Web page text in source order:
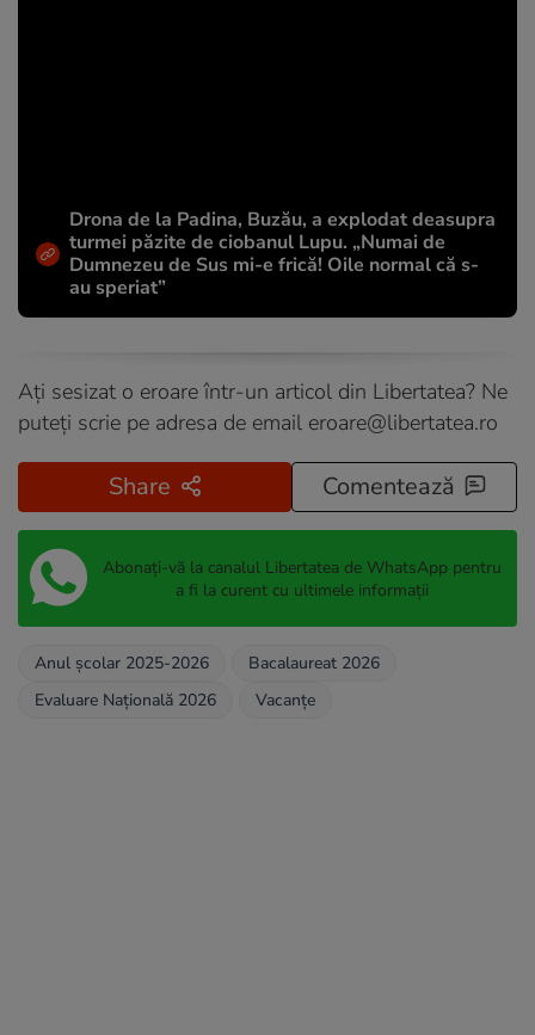
Drona de la Padina, Buzău, a explodat deasupra
turmei păzite de ciobanul Lupu. „Numai de
Dumnezeu de Sus mi-e frică! Oile normal că s-
au speriat”
Ați sesizat o eroare într-un articol din Libertatea? Ne
puteți scrie pe adresa de email eroare@libertatea.ro
Share Comentează
Abonați-vă la canalul Libertatea de WhatsApp pentru
a fi la curent cu ultimele informații
Anul școlar 2025-2026
Bacalaureat 2026
Evaluare Națională 2026
Vacanțe